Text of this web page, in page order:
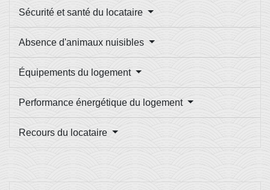
Sécurité et santé du locataire
Absence d'animaux nuisibles
Équipements du logement
Performance énergétique du logement
Recours du locataire